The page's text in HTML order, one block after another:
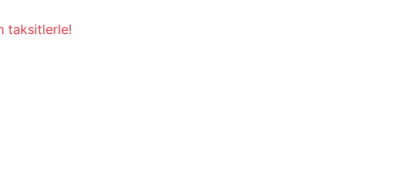
taksitlerle!